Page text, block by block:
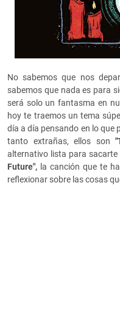
No sabemos que nos
sabemos que nada es para
será solo un fantasma en
hoy te traemos un tema
día a día pensando en lo que
tanto extrañas, ellos son
alternativo lista para
Future", la canción que te
reflexionar sobre las cosas